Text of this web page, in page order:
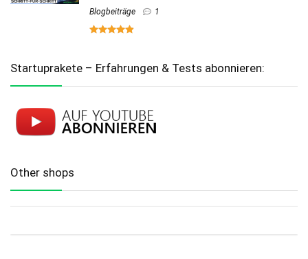
Blogbeiträge 1
Startuprakete – Erfahrungen & Tests abonnieren:
Other shops